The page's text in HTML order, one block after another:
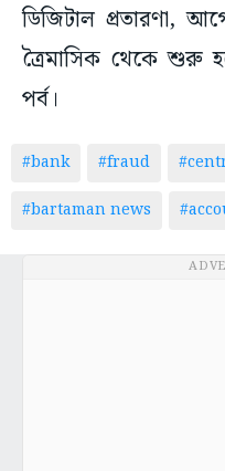
ডিজিটাল প্রতারণা,
ত্রৈমাসিক থেকে শুরু
পর্ব।
#bank #fraud
#bartaman news